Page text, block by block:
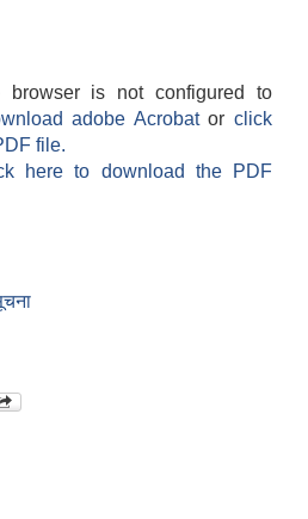
browser is not configured to
adobe Acrobatorclick
file.
here to download the PDF